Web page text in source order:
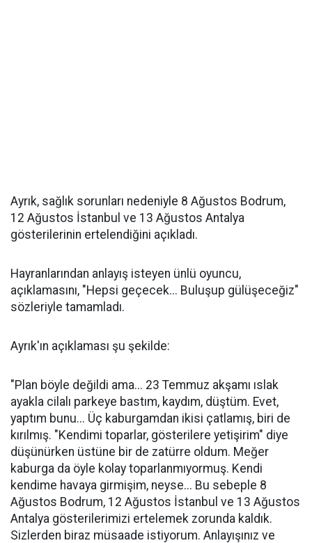
Ayrık, sağlık sorunları nedeniyle 8 Ağustos Bodrum,
12 Ağustos İstanbul ve 13 Ağustos Antalya
gösterilerinin ertelendiğini açıkladı.
Hayranlarından anlayış isteyen ünlü oyuncu,
açıklamasını, "Hepsi geçecek... Buluşup gülüşeceğiz"
sözleriyle tamamladı.
Ayrık'ın açıklaması şu şekilde:
"Plan böyle değildi ama... 23 Temmuz akşamı ıslak
ayakla cilalı parkeye bastım, kaydım, düştüm. Evet,
yaptım bunu... Üç kaburgamdan ikisi çatlamış, biri de
kırılmış. "Kendimi toparlar, gösterilere yetişirim" diye
düşünürken üstüne bir de zatürre oldum. Meğer
kaburga da öyle kolay toparlanmıyormuş. Kendi
kendime havaya girmişim, neyse... Bu sebeple 8
Ağustos Bodrum, 12 Ağustos İstanbul ve 13 Ağustos
Antalya gösterilerimizi ertelemek zorunda kaldık.
Sizlerden biraz müsaade istiyorum. Anlayışınız ve